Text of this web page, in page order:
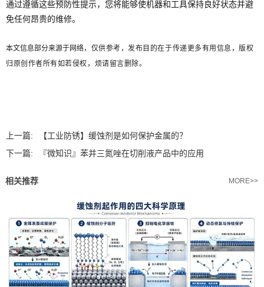
通过遵循这些预防性提示，您将能够使机器和工具保持良好状态并避
免任何昂贵的维修。
本文信息部分来源于网络， 仅供参考，发布目的在于传递更多有用信息，版权
归原创作者所有如若侵权，烦请留言删除。
上一篇:
【工业防锈】缓蚀剂是如何保护金属的？
下一篇:
『微知识』苯并三氮唑在切削液产品中的应用
相关推荐 MORE>>